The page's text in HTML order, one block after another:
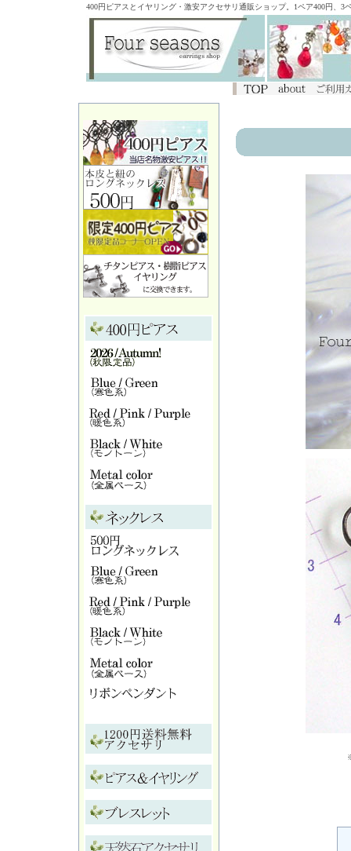
400円ピアスとイヤリング・激安アクセサリ通販ショップ。1ペア400円、